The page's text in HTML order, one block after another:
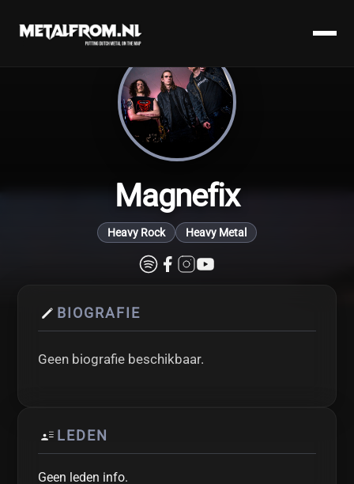
Magnefix
Heavy Rock Heavy Metal
BIOGRAFIE
Geen biografie beschikbaar.
LEDEN
Geen leden info.